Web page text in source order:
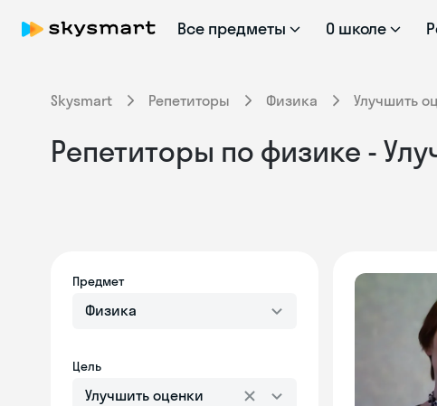
Все предметы О школе
Skysmart Репетиторы Физика Улучшить
Репетиторы по физике -
Предмет
Физика
Цель
Улучшить оценки